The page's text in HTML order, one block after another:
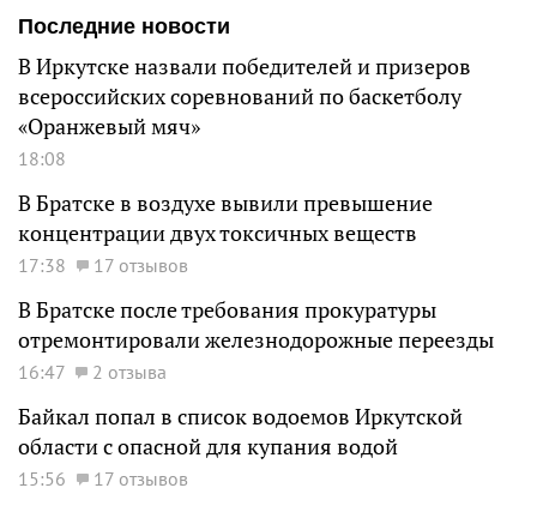
Последние новости
В Иркутске назвали победителей и призеров
всероссийских соревнований по баскетболу
«Оранжевый мяч»
18:08
В Братске в воздухе вывили превышение
концентрации двух токсичных веществ
17:38 17 отзывов
В Братске после требования прокуратуры
отремонтировали железнодорожные переезды
16:47 2 отзыва
Байкал попал в список водоемов Иркутской
области с опасной для купания водой
15:56
17 отзывов